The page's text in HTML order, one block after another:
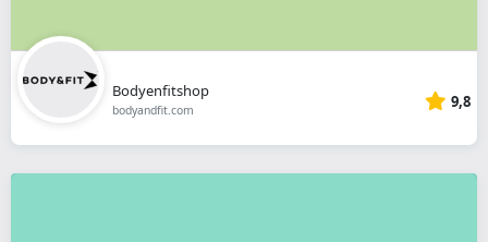
Bodyenfitshop
bodyandfit.com 9,8